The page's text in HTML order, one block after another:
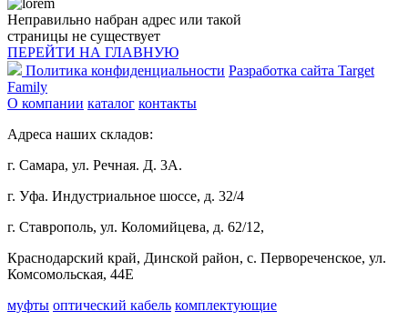
Неправильно набран адрес или такой
страницы не существует
ПЕРЕЙТИ НА ГЛАВНУЮ
Политика конфиденциальности Разработка сайта Target
Family
О компании каталог контакты
Адреса наших складов:
г. Самара, ул. Речная. Д. 3А.
г. Уфа. Индустриальное шоссе, д. 32/4
г. Ставрополь, ул. Коломийцева, д. 62/12,
Краснодарский край, Динской район, с. Первореченское, ул.
Комсомольская, 44Е
муфты оптический кабель комплектующие